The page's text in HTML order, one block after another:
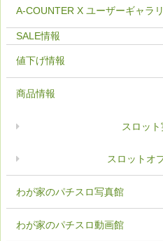
A-COUNTER X ユーザーギャラ
わが家のパチスロ写真館
わが家のパチスロ動画館
値下げ情報
商品情報
スロットオ
スロッ